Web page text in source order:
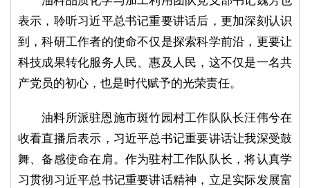
表示，聆听习近平总书记重要讲话后，更加深刻认识
到，科研工作者的使命不仅是探索科学前沿，更要让
科技成果转化服务人民、惠及人民，这不仅是一名共
产党员的初心，也是时代赋予的光荣责任。
油料所派驻恩施市斑竹园村工作队队长汪伟兮在
收看直播后表示，习近平总书记重要讲话让我深受鼓
舞、备感使命在肩。作为驻村工作队队长，将认真学
习贯彻习近平总书记重要讲话精神，立足实际发展富